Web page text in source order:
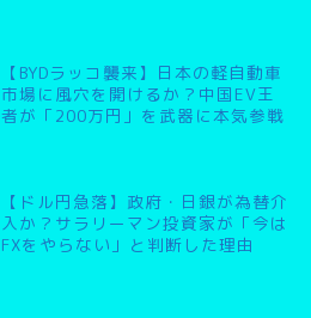
【BYDラッコ襲来】日本の軽自動車
市場に風穴を開けるか？中国EV王
者が「200万円」を武器に本気参戦
【ドル円急落】政府・日銀が為替介
入か？サラリーマン投資家が「今は
FXをやらない」と判断した理由